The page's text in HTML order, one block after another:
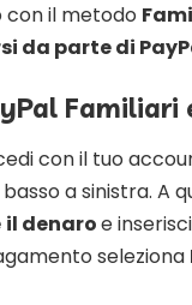
con il metodo
da parte di
Familiari
con il tuo
basso a sinistra. A
il denaroe
seleziona